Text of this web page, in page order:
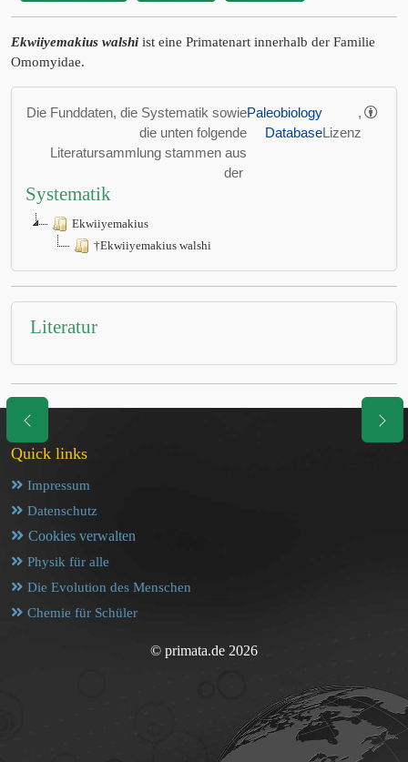
Ekwiiyemakius walshi ist eine Primatenart innerhalb der Familie
Omomyidae.
Die Funddaten, die Systematik sowie
die unten folgende
Literatursammlung stammen aus
der
Paleobiology
Database
,
Lizenz
Systematik
Ekwiiyemakius
†Ekwiiyemakius walshi
Literatur
Quick links
Impressum
Datenschutz
Cookies verwalten
Physik für alle
Die Evolution des Menschen
Chemie für Schüler
© primata.de 2026